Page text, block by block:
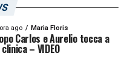
ago Maria Floris
Carlos e Aurelio tocca a
– VIDEO